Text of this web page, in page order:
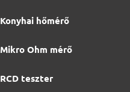
Konyhai hőmérő
Mikro Ohm mérő
RCD teszter